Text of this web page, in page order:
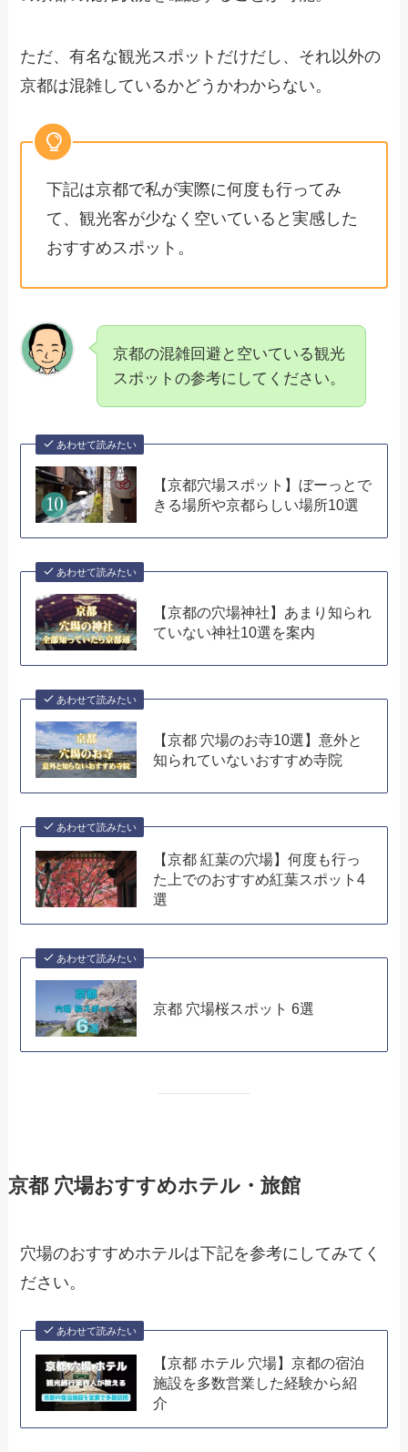
ただ、有名な観光スポットだけだし、それ以外の
京都は混雑しているかどうかわからない。
下記は京都で私が実際に何度も行ってみ
て、観光客が少なく空いていると実感した
おすすめスポット。
京都の混雑回避と空いている観光
スポットの参考にしてください。
あわせて読みたい
【京都穴場スポット】ぼーっとで
きる場所や京都らしい場所10選
あわせて読みたい
【京都の穴場神社】あまり知られ
ていない神社10選を案内
あわせて読みたい
【京都 穴場のお寺10選】意外と
知られていないおすすめ寺院
あわせて読みたい
【京都 紅葉の穴場】何度も行っ
た上でのおすすめ紅葉スポット4
選
あわせて読みたい
京都 穴場桜スポット 6選
京都 穴場おすすめホテル・旅館
穴場のおすすめホテルは下記を参考にしてみてく
ださい。
あわせて読みたい
【京都 ホテル 穴場】京都の宿泊
施設を多数営業した経験から紹
介